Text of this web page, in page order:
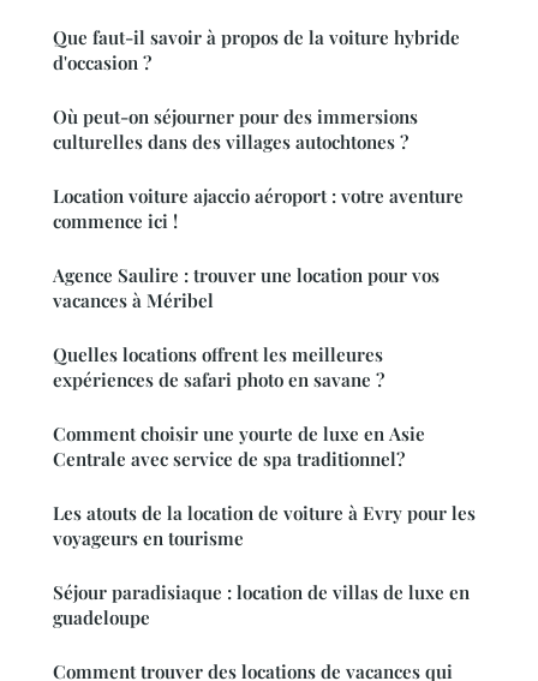
Que faut-il savoir à propos de la voiture hybride
d'occasion ?
Où peut-on séjourner pour des immersions
culturelles dans des villages autochtones ?
Location voiture ajaccio aéroport : votre aventure
commence ici !
Agence Saulire : trouver une location pour vos
vacances à Méribel
Quelles locations offrent les meilleures
expériences de safari photo en savane ?
Comment choisir une yourte de luxe en Asie
Centrale avec service de spa traditionnel?
Les atouts de la location de voiture à Evry pour les
voyageurs en tourisme
Séjour paradisiaque : location de villas de luxe en
guadeloupe
Comment trouver des locations de vacances qui